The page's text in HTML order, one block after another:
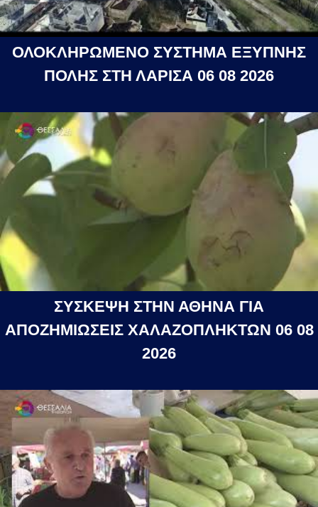
ΟΛΟΚΛΗΡΩΜΕΝΟ ΣΥΣΤΗΜΑ ΕΞΥΠΝΗΣ
ΠΟΛΗΣ ΣΤΗ ΛΑΡΙΣΑ 06 08 2026
ΣΥΣΚΕΨΗ ΣΤΗΝ ΑΘΗΝΑ ΓΙΑ
ΑΠΟΖΗΜΙΩΣΕΙΣ ΧΑΛΑΖΟΠΛΗΚΤΩΝ 06 08
2026